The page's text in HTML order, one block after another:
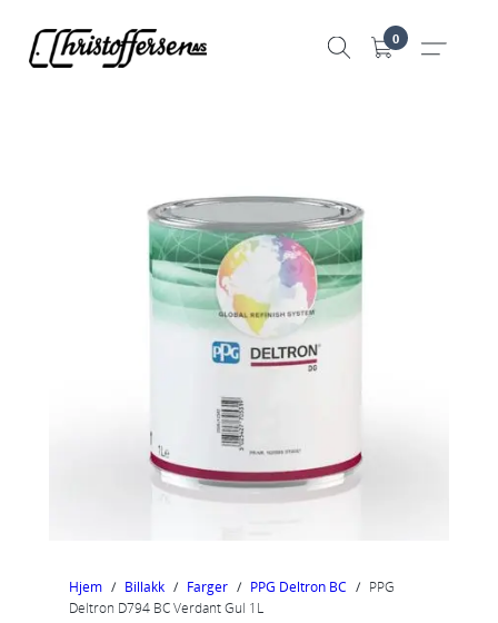
0
Hjem / Billakk / Farger / PPG Deltron BC / PPG
Deltron D794 BC Verdant Gul 1L